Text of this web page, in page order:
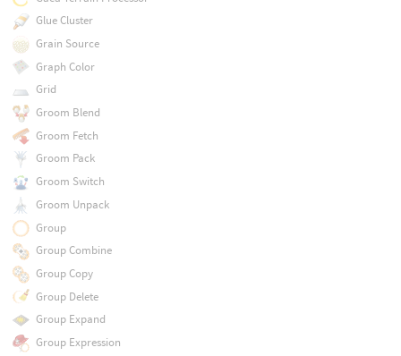
Glue Cluster
Grain Source
Graph Color
Grid
Groom Blend
Groom Fetch
Groom Pack
Groom Switch
Groom Unpack
Group
Group Combine
Group Copy
Group Delete
Group Expand
Group Expression